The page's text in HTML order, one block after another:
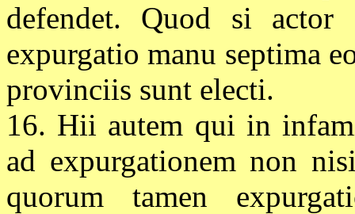
defendet. Quod si actor
expurgatio manu septima
provinciis sunt electi.
16. Hii autem qui in
ad expurgationem non
quorum tamen